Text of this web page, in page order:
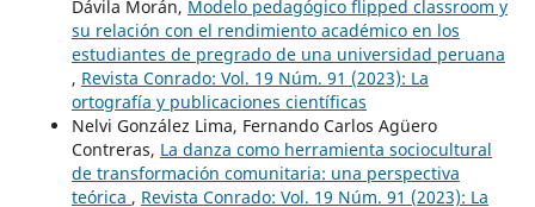
Dávila Morán, Modelo pedagógico flipped classroom y
su relación con el rendimiento académico en los
estudiantes de pregrado de una universidad peruana
, Revista Conrado: Vol. 19 Núm. 91 (2023): La
ortografía y publicaciones científicas
Nelvi González Lima, Fernando Carlos Agüero
Contreras, La danza como herramienta sociocultural
de transformación comunitaria: una perspectiva
teórica , Revista Conrado: Vol. 19 Núm. 91 (2023): La